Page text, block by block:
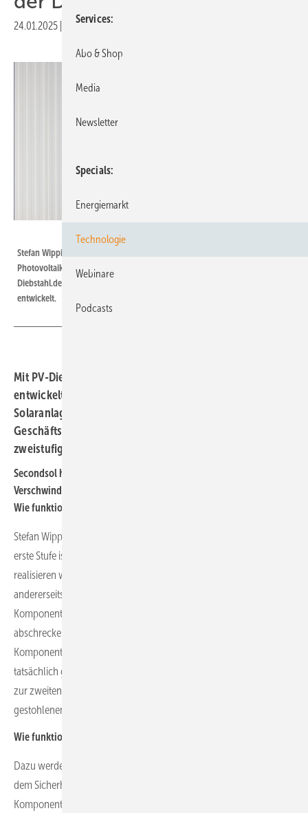
24.01.2025 Druckvorschau
Stefan Wippich ist Geschäftsführer von Secondsol. Der
Photovoltaikdienstleister aus dem thüringischen Meinigen hat mit PV-
Diebstahl.de eine eigene Lösung zur Sicherung von Solarkomponenten
entwickelt.
Mit PV-Diebstahl hat Secondsol eine einfache Lösung
entwickelt, die andere Sicherungsmaßnahmen von
Solaranlagen gut ergänzen. Stefan Wippich,
Geschäftsführer von Secondsol, erklärt, wie der
zweistufige Anlagenschutz funktioniert.
Secondsol hat mit PV-Diebstahl eine Möglichkeit entwickelt, das
Verschwinden von Komponenten aus Solaranlagen zu behindern.
Wie funktioniert das?
Stefan Wippich: PV-Diebstahl ist ein zweistufiger Anlagenschutz. Die
erste Stufe ist die Sicherung der Komponenten vor Ort. Diesen
realisieren wir einerseits mit speziellen Sicherheitsetiketten und
andererseits mit großen Schildern am Zaun um die Anlage, dass die
Komponenten mit diesen Etiketten versehen sind. Dies wirkt
abschreckend auf Diebe. Sie erhöhen zudem den Aufwand,
Komponenten weiterzuverkaufen oder weiterzunutzen, wenn diese
tatsächlich gestohlen werden sollten. An dieser Stelle kommen wir
zur zweiten Stufe des Anlagenschutzes: dem Track and Trace von
gestohlenen Komponenten.
Wie funktioniert diese zweite Stufe?
Dazu werden die Module mit Seriennummer und der Nummer auf
dem Sicherheitsetikett in unserer Datenbank registriert. Sollten die
Komponenten gestohlen werden, kann die Polizei über die Q-
Services
Abo & Shop
Media
Newsletter
Specials
Energiemarkt
Technologie
Webinare
Podcasts